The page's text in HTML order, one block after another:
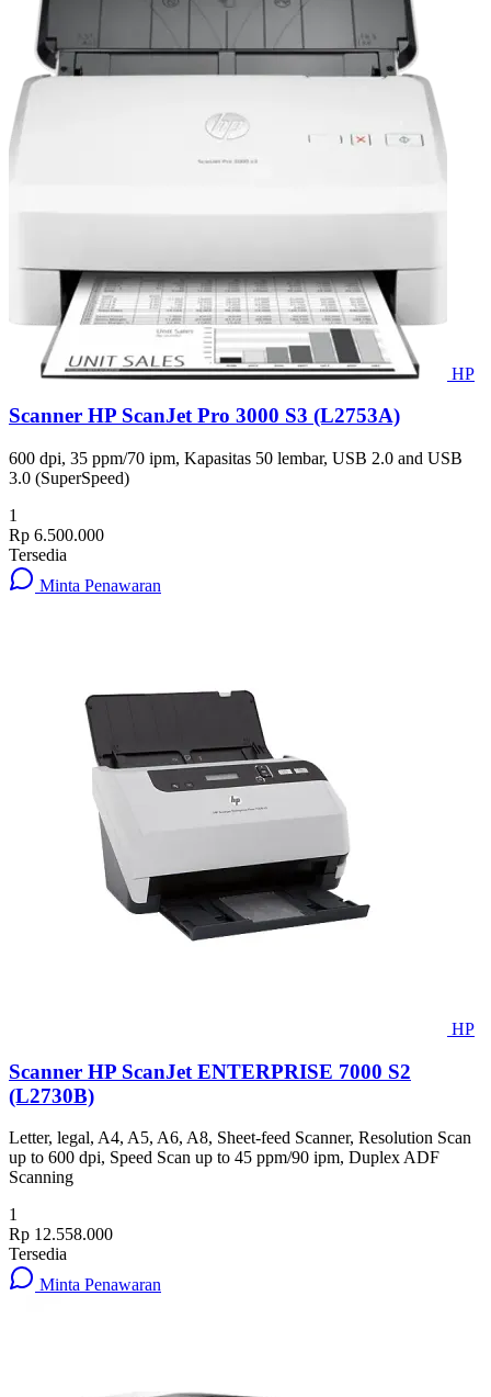
HP
Scanner HP ScanJet Pro 3000 S3 (L2753A)
600 dpi, 35 ppm/70 ipm, Kapasitas 50 lembar, USB 2.0 and USB
3.0 (SuperSpeed)
1
Rp 6.500.000
Tersedia
Minta Penawaran
HP
Scanner HP ScanJet ENTERPRISE 7000 S2
(L2730B)
Letter, legal, A4, A5, A6, A8, Sheet-feed Scanner, Resolution Scan
up to 600 dpi, Speed Scan up to 45 ppm/90 ipm, Duplex ADF
Scanning
1
Rp 12.558.000
Tersedia
Minta Penawaran